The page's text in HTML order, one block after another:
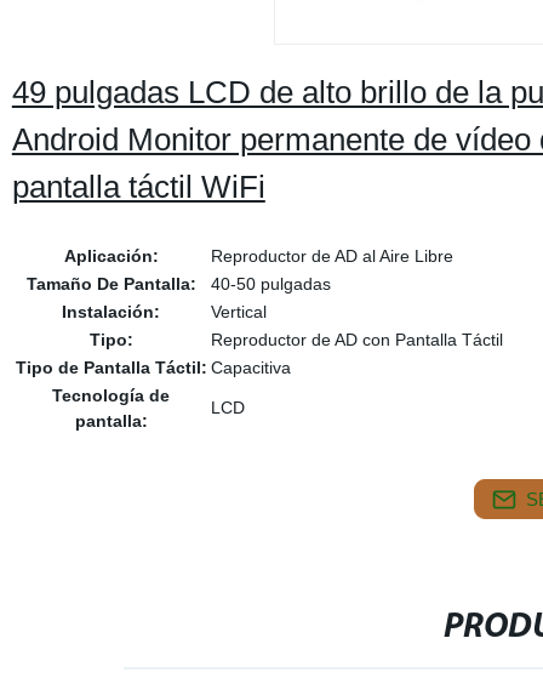
49 pulgadas LCD de alto brillo de la
Android Monitor permanente de
pantalla táctil WiFi
Aplicación:
Reproductor de AD al Aire Libre
Tamaño De Pantalla:
40-50 pulgadas
Instalación:
Vertical
Tipo:
Reproductor de AD con Pantalla Táctil
Tipo de Pantalla Táctil: Capacitiva
Tecnología de
pantalla:
LCD